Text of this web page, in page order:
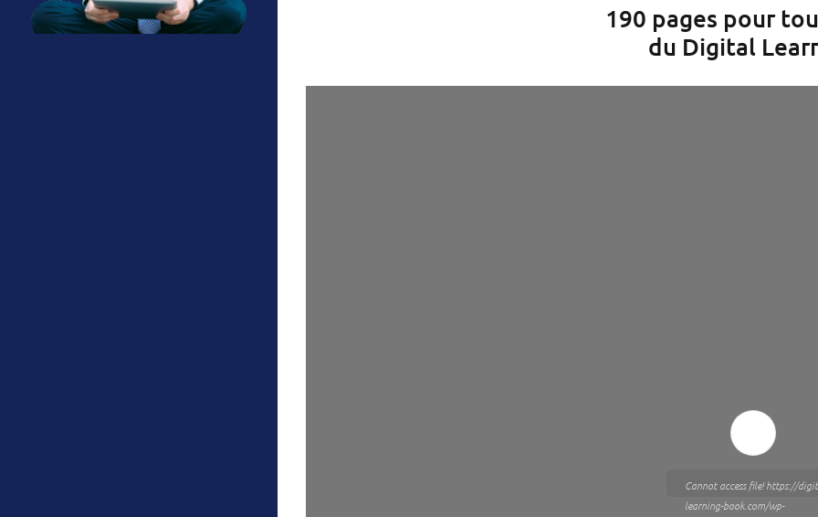
190 pages pour
du Digital
Cannot access file! https://
learning-book.com/wp-